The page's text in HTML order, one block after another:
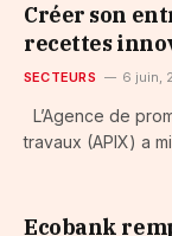
Créer son
recettes
SECTEURS 6 juin,
L’Agence de
travaux (APIX) a
Ecobank